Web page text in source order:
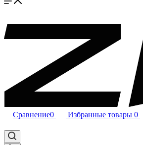
Сравнение0 Избранные товары 0